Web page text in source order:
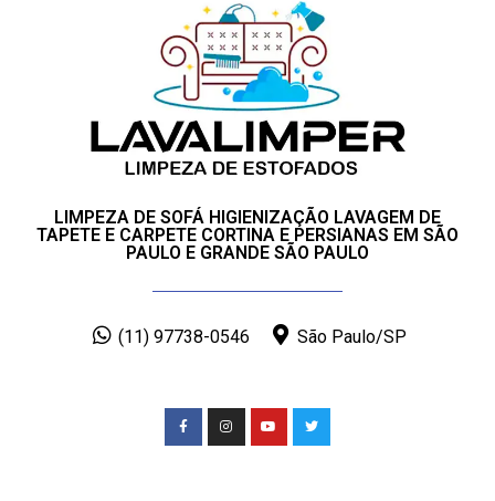
LIMPEZA DE SOFÁ HIGIENIZAÇÃO LAVAGEM DE
TAPETE E CARPETE CORTINA E PERSIANAS EM SÃO
PAULO E GRANDE SÃO PAULO
(11) 97738-0546 São Paulo/SP